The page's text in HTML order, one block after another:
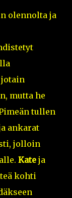
olennolta ja
jotain
mutta he
tullen
ankarat
jolloin
Kate ja
kohti